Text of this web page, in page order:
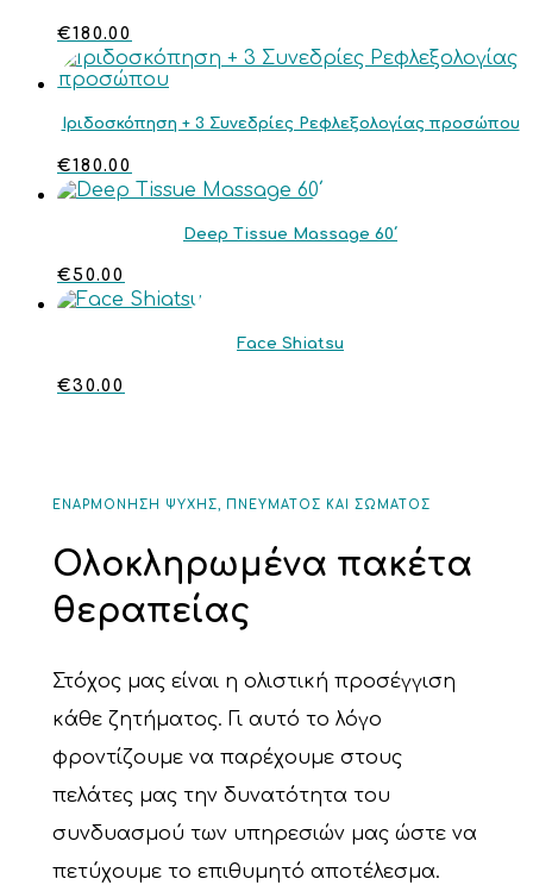
€180.00
Ιριδοσκόπηση + 3 Συνεδρίες Ρεφλεξολογίας προσώπου
€180.00
Deep Tissue Massage 60΄
€50.00
Face Shiatsu
€30.00
ΕΝΑΡΜΟΝΗΣΗ ΨΥΧΗΣ, ΠΝΕΥΜΑΤΟΣ ΚΑΙ ΣΩΜΑΤΟΣ
Ολοκληρωμένα πακέτα
θεραπείας
Στόχος μας είναι η ολιστική προσέγγιση
κάθε ζητήματος. Γι αυτό το λόγο
φροντίζουμε να παρέχουμε στους
πελάτες μας την δυνατότητα του
συνδυασμού των υπηρεσιών μας ώστε να
πετύχουμε το επιθυμητό αποτέλεσμα.